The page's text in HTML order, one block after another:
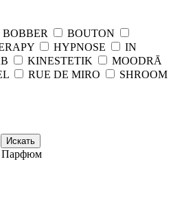
BOBBER
BOUTON
HYPNOSE
IN
KINESTETIK
MOODRĀ
RUE DE MIRO
SHROOM
Искать
Парфюм